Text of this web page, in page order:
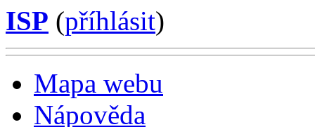
ISP (příhlásit)
Mapa webu
Nápověda